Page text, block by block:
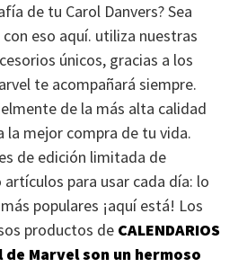
de tu Carol Danvers? Sea
eso aquí. utiliza nuestras
únicos, gracias a los
te acompañará siempre.
de la más alta calidad
la mejor compra de tu vida.
de edición limitada de
artículos para usar cada día: lo
populares ¡aquí está! Los
productos de CALENDARIOS
Marvel son un hermoso